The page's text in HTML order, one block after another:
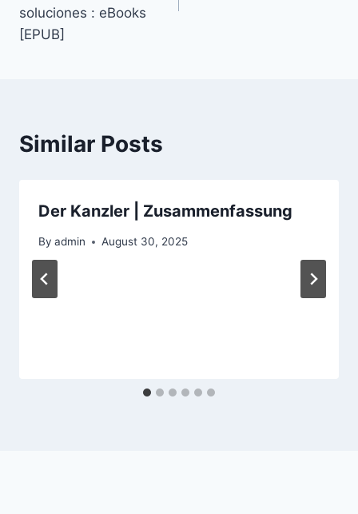
soluciones : eBooks
[EPUB]
Similar Posts
Der Kanzler | Zusammenfassung
By admin August 30, 2025